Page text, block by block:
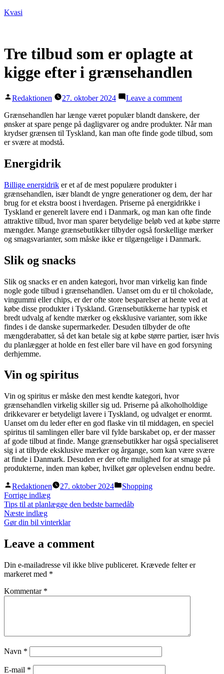
Videre
Kvasi
Tre tilbud som er oplagte at
kigge efter i grænsehandlen
Posted
Redaktionen 27. oktober 2024 Leave a commenton
tilbud
som
er
Grænsehandlen har længe været populær blandt danskere, der
ønsker at spare penge på dagligvarer og andre produkter. Når man
krydser grænsen til Tyskland, kan man ofte finde gode tilbud, som
er svære at modstå.
Energidrik
Billige energidrik er et af de mest populære produkter i
grænsehandlen, især blandt de yngre generationer og dem, der har
brug for et ekstra boost i hverdagen. Priserne på energidrikke i
Tyskland er generelt lavere end i Danmark, og man kan ofte finde
attraktive tilbud, hvor man sparer betydelige beløb ved at købe større
mængder. Mange grænsebutikker tilbyder også forskellige mærker
og smagsvarianter, som måske ikke er tilgængelige i Danmark.
Slik og snacks
Slik og snacks er en anden kategori, hvor man virkelig kan finde
nogle gode tilbud i grænsehandlen. Uanset om du er til chokolade,
vingummi eller chips, er der ofte store besparelser at hente ved at
købe disse produkter i Tyskland. Grænsebutikkerne har typisk et
bredt udvalg af kendte mærker og eksklusive varianter, som ikke
findes i de danske supermarkeder. Desuden tilbyder de ofte
mængderabatter, så det kan betale sig at købe større partier, især hvis
du planlægger at holde en fest eller bare vil have en god forsyning
derhjemme.
Vin og spiritus
Vin og spiritus er måske den mest kendte kategori, hvor
grænsehandlen virkelig skiller sig ud. Priserne på alkoholholdige
drikkevarer er betydeligt lavere i Tyskland, og udvalget er enormt.
Uanset om du leder efter en god flaske vin til middagen, en speciel
spiritus til samlingen eller bare vil fylde barskabet op, er der masser
af gode tilbud at finde. Mange grænsebutikker har også specialiseret
sig i at tilbyde eksklusive mærker og årgange, som kan være svære
at finde i Danmark. Desuden er der ofte mulighed for at smage på
produkterne, inden man køber, hvilket gør oplevelsen endnu bedre.
Posted
by
Redaktionen 27. oktober 2024
Posted
Shopping
Indlægsnavigation
Forrige indlægPrevious
post:
Tips til at planlægge den bedste barnedåb
Næste indlægNext
post:
Gør din bil vinterklar
Leave a comment
Din e-mailadresse vil ikke blive publiceret. Krævede felter er
markeret med *
Kommentar *
Navn *
E-mail *